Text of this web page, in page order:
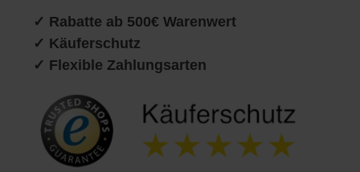
✓ Rabatte ab 500€ Warenwert
✓ Käuferschutz
✓ Flexible Zahlungsarten